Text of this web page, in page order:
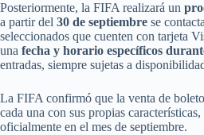
Posteriormente, la FIFA realizará un
a partir del 30 de septiembre se
seleccionados que cuenten con tarjeta
una fecha y horario específicos
entradas, siempre sujetas a
La FIFA confirmó que la venta de
cada una con sus propias
oficialmente en el mes de septiembre.